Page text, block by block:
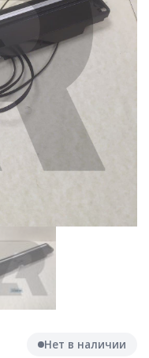
Нет в наличии